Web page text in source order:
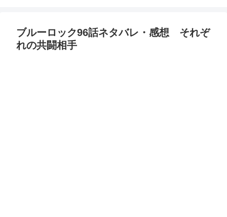
ブルーロック96話ネタバレ・感想 それぞ
れの共闘相手